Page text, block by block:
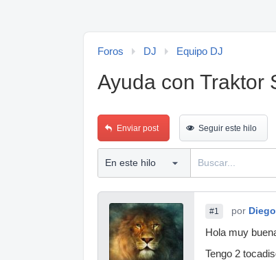
Foros DJ Equipo DJ
Ayuda con Traktor
Enviar post Seguir este hilo
#1 por
Hola muy
Tengo 2